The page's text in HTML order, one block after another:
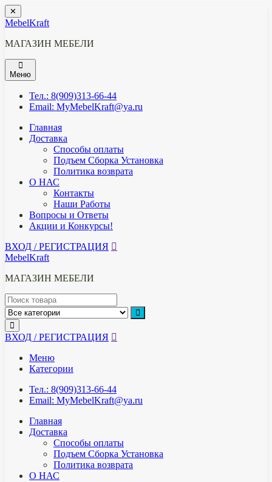
Перейти
к
✕
MebelKraft
МАГАЗИН МЕБЕЛИ
Меню
Тел.: 8(909)313-66-44
Email: MyMebelKraft@ya.ru
Главная
Доставка
Способы оплаты
Подъем Сборка Установка
Политика возврата
О НАС
Контакты
Наши Работы
Вопросы и Ответы
Акции и Конкурсы!
ВХОД / РЕГИСТРАЦИЯ
MebelKraft
МАГАЗИН МЕБЕЛИ
ВХОД / РЕГИСТРАЦИЯ
Меню
Категории
Тел.: 8(909)313-66-44
Email: MyMebelKraft@ya.ru
Главная
Доставка
Способы оплаты
Подъем Сборка Установка
Политика возврата
О НАС